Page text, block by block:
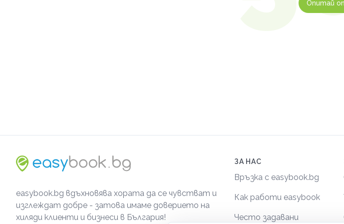
Опитай
easybook.bg вдъхновява хората да се чувстват и
изглеждат добре - затова имаме доверието на
хиляди клиенти и бизнеси в България!
ЗА НАС
Връзка с easybook.bg
Как работи easybook
Често задавани